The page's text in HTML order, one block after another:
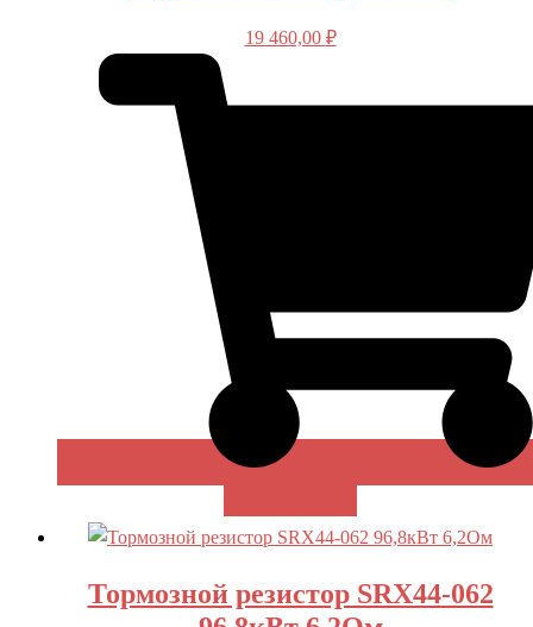
19 460,00 ₽
Тормозной резистор SRX44-062